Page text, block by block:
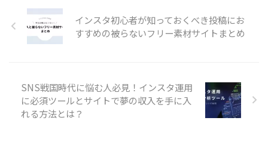
インスタ初心者が知っておくべき投稿にお
すすめの被らないフリー素材サイトまとめ
SNS戦国時代に悩む人必見！インスタ運用
に必須ツールとサイトで夢の収入を手に入
れる方法とは？